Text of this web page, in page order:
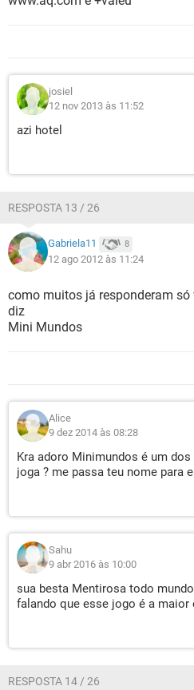
josiel
12 nov 2013 às 11:52
azi hotel
RESPOSTA 13 / 26
Gabriela11 8
12 ago 2012 às 11:24
como muitos já responderam
diz
Mini Mundos
Alice
9 dez 2014 às 08:28
Kra adoro Minimundos é um
joga ? me passa teu nome para
Sahu
9 abr 2016 às 10:00
sua besta Mentirosa todo
falando que esse jogo é a maior
RESPOSTA 14 / 26